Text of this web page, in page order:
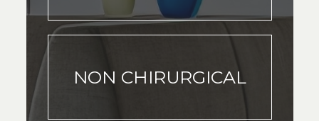
NON CHIRURGICAL